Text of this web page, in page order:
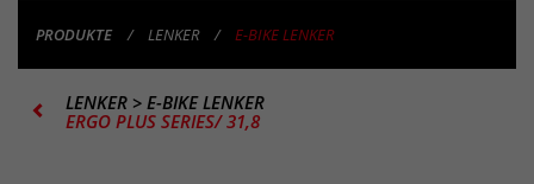
PRODUKTE LENKER E-BIKE LENKER
LENKER > E-BIKE LENKER
ERGO PLUS SERIES/ 31,8